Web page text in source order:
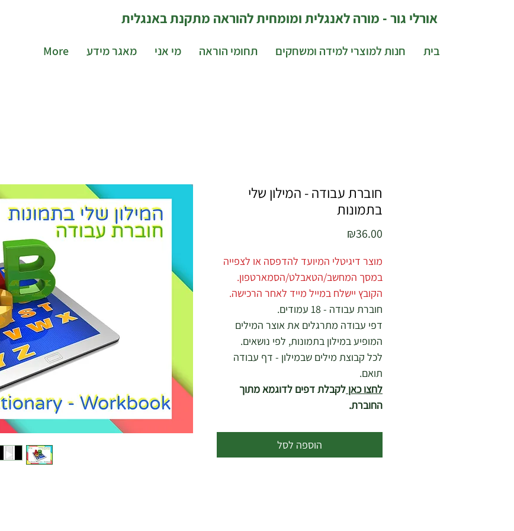
אורלי גור - מורה לאנגלית ומומחית להוראה מתקנת באנגלית
בית חנות למוצרי למידה ומשחקים תחומי הוראה מי אני מאגר מידע More
חוברת עבודה - המילון שלי
בתמונות
₪36.00
מוצר דיגיטלי המיועד להדפסה או לצפייה
במסך המחשב/הטאבלט/הסמארטפון.
הקובץ יישלח במייל מייד לאחר הרכישה.
חוברת עבודה - 18 עמודים.
דפי עבודה מתרגלים את אוצר המילים
המופיע במילון בתמונות, לפי נושאים.
לכל קבוצת מילים שבמילון - דף עבודה
תואם.
לחצו כאן לקבלת דפים לדוגמא מתוך
החוברת.
הוספה לסל